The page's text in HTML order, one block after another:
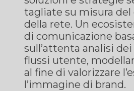
tagliate su misura del
della rete. Un
di comunicazione
sull’attenta analisi
flussi utente,
al fine di valorizzare
l’immagine di brand.